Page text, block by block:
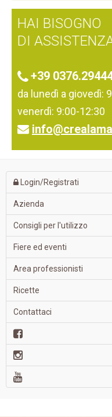
HAI BISOGNO
DI
+39
da lunedì a giovedì:
venerdì: 9:00-12:30
Login/Registrati
Azienda
Consigli per l'utilizzo
Fiere ed eventi
Area professionisti
Ricette
Contattaci